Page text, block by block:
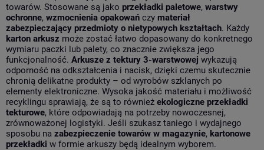
towarów. Stosowane są jako przekładki paletowe, warstwy
ochronne, wzmocnienia opakowań czy materiał
zabezpieczający przedmioty o nietypowych kształtach. Każdy
karton arkusz może zostać łatwo dopasowany do konkretnego
wymiaru paczki lub palety, co znacznie zwiększa jego
funkcjonalność. Arkusze z tektury 3-warstwowej wykazują
odporność na odkształcenia i nacisk, dzięki czemu skutecznie
chronią delikatne produkty – od wyrobów szklanych po
elementy elektroniczne. Wysoka jakość materiału i możliwość
recyklingu sprawiają, że są to również ekologiczne przekładki
tekturowe, które odpowiadają na potrzeby nowoczesnej,
zrównoważonej logistyki. Jeśli szukasz taniego i wydajnego
sposobu na zabezpieczenie towarów w magazynie, kartonowe
przekładki w formie arkuszy będą idealnym wyborem.